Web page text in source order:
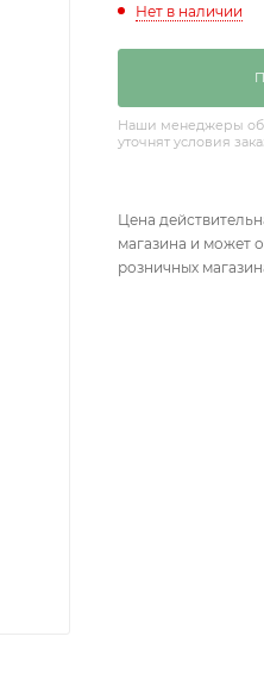
Нет в наличии
Наши менеджеры
уточнят условия
Цена
магазина и может
розничных